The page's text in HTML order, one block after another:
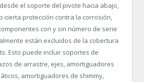
el soporte del pivote hacia abajo,
cierta protección contra la corrosión,
con y sin número de serie
están excluidos de la cobertura
Esto puede incluir soportes de
de arrastre, ejes, amortiguadores
amortiguadores de shimmy,